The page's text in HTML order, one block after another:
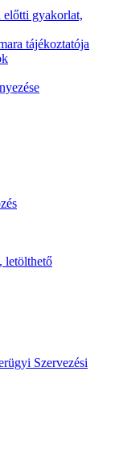
előtti gyakorlat,
tájékoztatója
letölthető
Szervezési